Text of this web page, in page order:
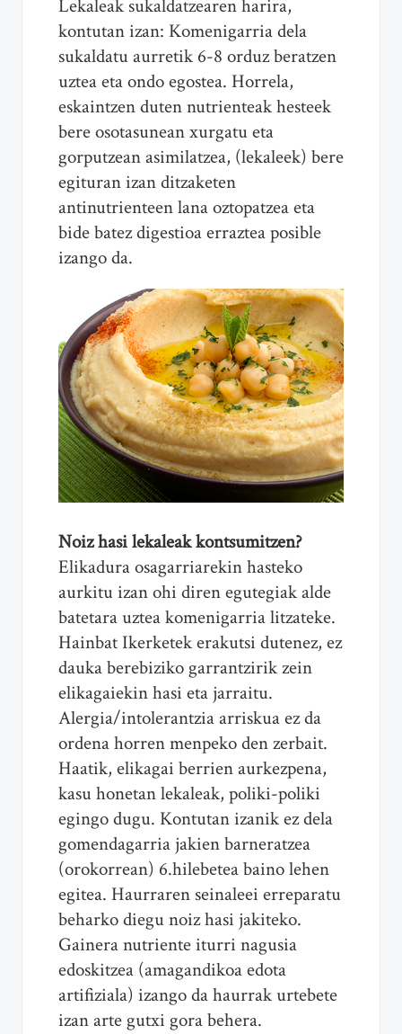
Lekaleak sukaldatzearen harira,
kontutan izan: Komenigarria dela
sukaldatu aurretik 6-8 orduz beratzen
uztea eta ondo egostea. Horrela,
eskaintzen duten nutrienteak hesteek
bere osotasunean xurgatu eta
gorputzean asimilatzea, (lekaleek) bere
egituran izan ditzaketen
antinutrienteen lana oztopatzea eta
bide batez digestioa erraztea posible
izango da.
Noiz hasi lekaleak kontsumitzen?
Elikadura osagarriarekin hasteko
aurkitu izan ohi diren egutegiak alde
batetara uztea komenigarria litzateke.
Hainbat Ikerketek erakutsi dutenez, ez
dauka berebiziko garrantzirik zein
elikagaiekin hasi eta jarraitu.
Alergia/intolerantzia arriskua ez da
ordena horren menpeko den zerbait.
Haatik, elikagai berrien aurkezpena,
kasu honetan lekaleak, poliki-poliki
egingo dugu. Kontutan izanik ez dela
gomendagarria jakien barneratzea
(orokorrean) 6.hilebetea baino lehen
egitea. Haurraren seinaleei erreparatu
beharko diegu noiz hasi jakiteko.
Gainera nutriente iturri nagusia
edoskitzea (amagandikoa edota
artifiziala) izango da haurrak urtebete
izan arte gutxi gora behera.